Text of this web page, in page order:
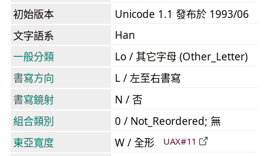
初始版本
Unicode 1.1 發布於 1993/06
文字語系
Han
一般分類
Lo / 其它字母 (Other_Letter)
書寫方向
L / 左至右書寫
書寫鏡射
N / 否
組合類別
0 / Not_Reordered; 無
東亞寬度
W / 全形 UAX#11